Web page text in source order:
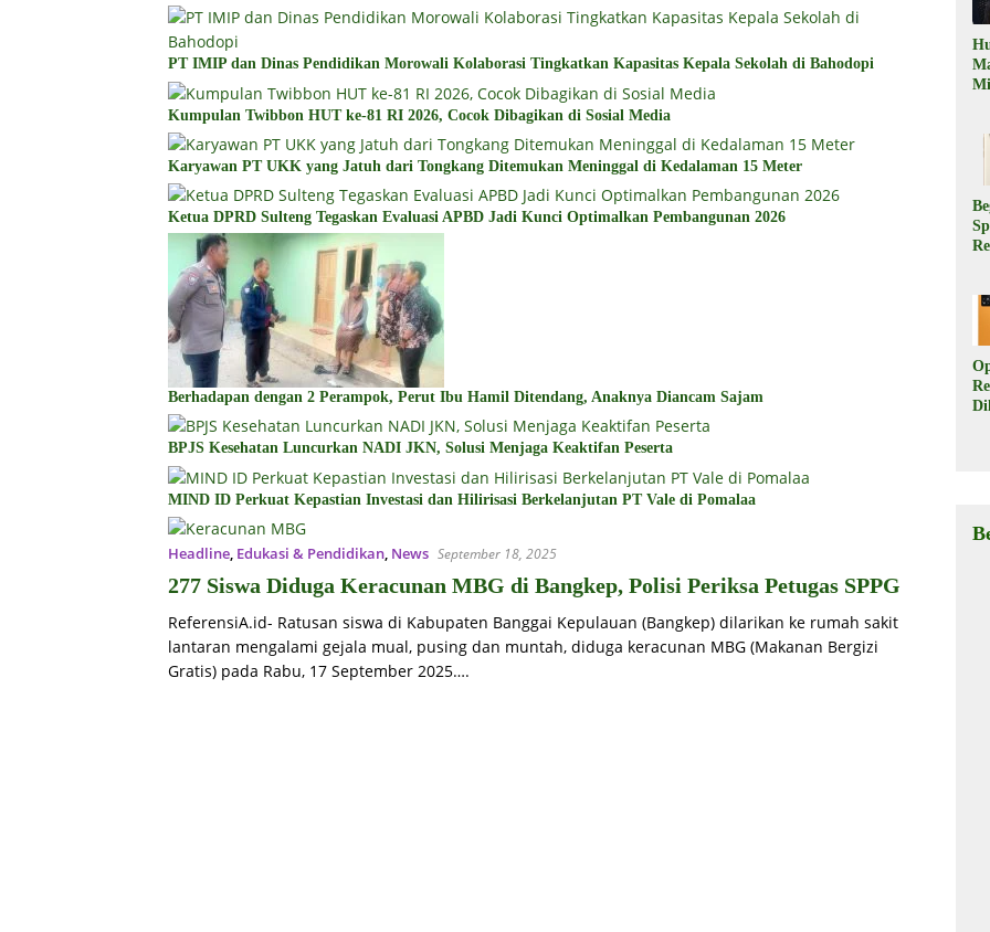
PT IMIP dan Dinas Pendidikan Morowali Kolaborasi Tingkatkan Kapasitas Kepala Sekolah di Bahodopi
Kumpulan Twibbon HUT ke-81 RI 2026, Cocok Dibagikan di Sosial Media
Karyawan PT UKK yang Jatuh dari Tongkang Ditemukan Meninggal di Kedalaman 15 Meter
Ketua DPRD Sulteng Tegaskan Evaluasi APBD Jadi Kunci Optimalkan Pembangunan 2026
Berhadapan dengan 2 Perampok, Perut Ibu Hamil Ditendang, Anaknya Diancam Sajam
BPJS Kesehatan Luncurkan NADI JKN, Solusi Menjaga Keaktifan Peserta
MIND ID Perkuat Kepastian Investasi dan Hilirisasi Berkelanjutan PT Vale di Pomalaa
Headline, Edukasi & Pendidikan, News September 18, 2025
277 Siswa Diduga Keracunan MBG di Bangkep, Polisi Periksa Petugas SPPG
ReferensiA.id- Ratusan siswa di Kabupaten Banggai Kepulauan (Bangkep) dilarikan ke rumah sakit
lantaran mengalami gejala mual, pusing dan muntah, diduga keracunan MBG (Makanan Bergizi
Gratis) pada Rabu, 17 September 2025….